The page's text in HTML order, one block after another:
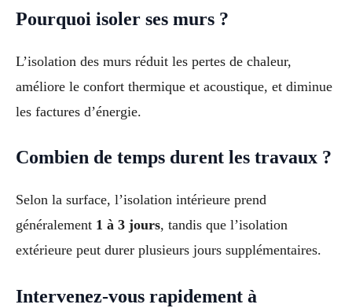
Pourquoi isoler ses murs ?
L’isolation des murs réduit les pertes de chaleur,
améliore le confort thermique et acoustique, et diminue
les factures d’énergie.
Combien de temps durent les travaux ?
Selon la surface, l’isolation intérieure prend
généralement 1 à 3 jours, tandis que l’isolation
extérieure peut durer plusieurs jours supplémentaires.
Intervenez-vous rapidement à